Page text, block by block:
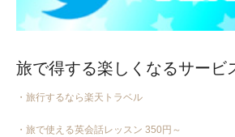
旅で得する楽しくなるサービ
・旅行するなら楽天トラベル
・旅で使える英会話レッスン 350円～